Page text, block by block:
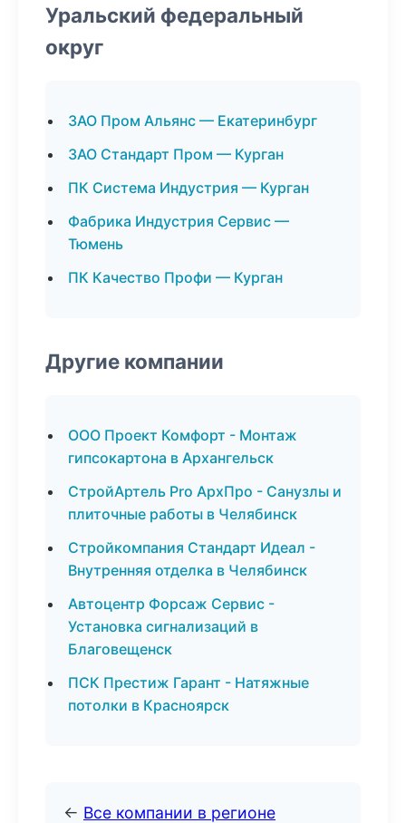
Уральский федеральный
округ
ЗАО Пром Альянс — Екатеринбург
ЗАО Стандарт Пром — Курган
ПК Система Индустрия — Курган
Фабрика Индустрия Сервис —
Тюмень
ПК Качество Профи — Курган
Другие компании
ООО Проект Комфорт - Монтаж
гипсокартона в Архангельск
СтройАртель Pro АрхПро - Санузлы и
плиточные работы в Челябинск
Стройкомпания Стандарт Идеал -
Внутренняя отделка в Челябинск
Автоцентр Форсаж Сервис -
Установка сигнализаций в
Благовещенск
ПСК Престиж Гарант - Натяжные
потолки в Красноярск
← Все компании в регионе